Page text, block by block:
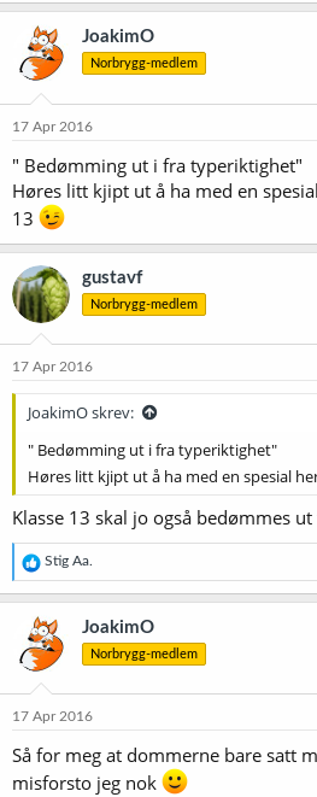
JoakimO
Norbrygg-medlem
17 Apr 2016
" Bedømming ut i fra typeriktighet"
Høres litt kjipt ut å ha med en
13
gustavf
Norbrygg-medlem
17 Apr 2016
JoakimO skrev:
" Bedømming ut i fra typeriktighet"
Høres litt kjipt ut å ha med en spesial
Klasse 13 skal jo også bedømmes
R
e
a
k
s
j
o
e
:
Stig Aa.
JoakimO
Norbrygg-medlem
17 Apr 2016
Så for meg at dommerne bare satt
misforsto jeg nok